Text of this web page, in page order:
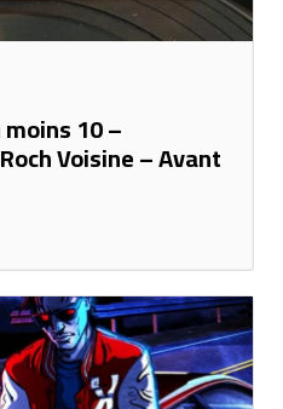
10 –
Voisine – Avant